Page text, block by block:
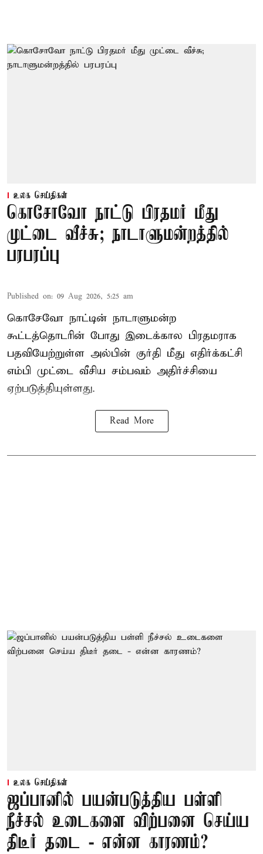
உலக செய்திகள்
கொசோவோ நாட்டு பிரதமர் மீது
முட்டை வீச்சு; நாடாளுமன்றத்தில்
பரபரப்பு
Published on: 09 Aug 2026, 5:25 am
கொசேவோ நாட்டின் நாடாளுமன்ற
கூட்டத்தொடரின் போது இடைக்கால பிரதமராக
பதவியேற்றுள்ள அல்பின் குர்தி மீது எதிர்க்கட்சி
எம்பி முட்டை வீசிய சம்பவம் அதிர்ச்சியை
ஏற்படுத்தியுள்ளது.
Read More
உலக செய்திகள்
ஜப்பானில் பயன்படுத்திய பள்ளி
நீச்சல் உடைகளை விற்பனை செய்ய
திடீர் தடை - என்ன காரணம்?